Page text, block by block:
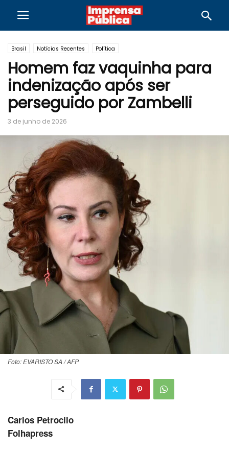
Brasil Notícias Recentes Política
Homem faz vaquinha para
indenização após ser
perseguido por Zambelli
3 de junho de 2026
Foto: EVARISTO SA / AFP
Carlos Petrocilo
Folhapress